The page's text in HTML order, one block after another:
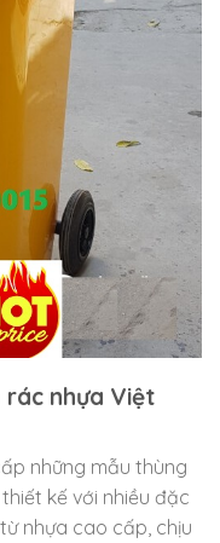
nhựa Việt
những mẫu thùng
kế với nhiều đặc
nhựa cao cấp, chịu